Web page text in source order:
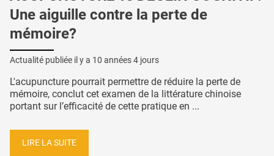
Une aiguille contre la perte de
mémoire?
Actualité publiée il y a 10 années 4 jours
L'acupuncture pourrait permettre de réduire la perte de
mémoire, conclut cet examen de la littérature chinoise
portant sur l’efficacité de cette pratique en ...
LIRE LA SUITE